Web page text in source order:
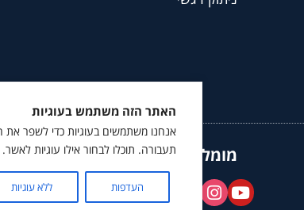
האתר הזה משתמש בעוגיות
אנחנו משתמשים בעוגיות כדי לשפר את
תעבורה. תוכלו לבחור אילו עוגיות לאשר.
העדפות ללא עוגיות
מומלץ לעקוב גם ב